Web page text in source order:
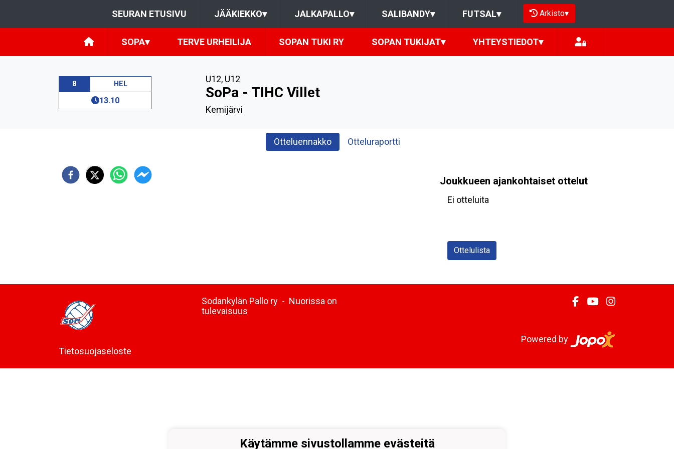
SEURAN ETUSIVU JÄÄKIEKKO▾ JALKAPALLO▾ SALIBANDY▾ FUTSAL▾ Arkisto▾
SOPA▾ TERVE URHEILIJA SOPAN TUKI RY SOPAN TUKIJAT▾ YHTEYSTIEDOT▾
8 HEL
13.10
U12, U12
SoPa - TIHC Villet
Kemijärvi
Otteluennakko Otteluraportti
Joukkueen ajankohtaiset ottelut
Ei otteluita
Ottelulista
Tietosuojaseloste
Sodankylän Pallo ry - Nuorissa on
tulevaisuus
Powered by
Käytämme sivustollamme evästeitä